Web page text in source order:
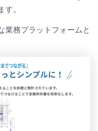
。
業務プラットフォームと